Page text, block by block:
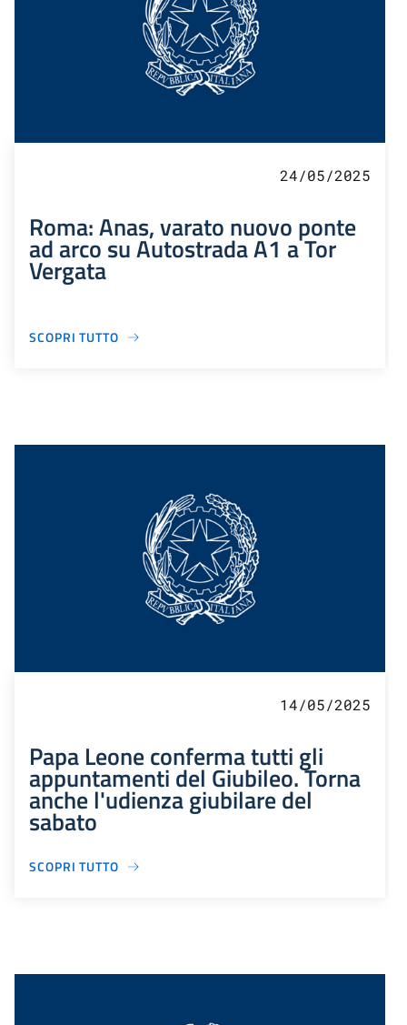
24/05/2025
Roma: Anas, varato nuovo ponte
ad arco su Autostrada A1 a Tor
Vergata
SCOPRI TUTTO
14/05/2025
Papa Leone conferma tutti gli
appuntamenti del Giubileo. Torna
anche l'udienza giubilare del
sabato
SCOPRI TUTTO